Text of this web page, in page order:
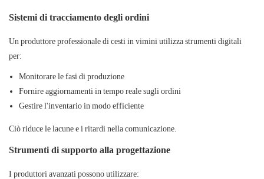
Sistemi di tracciamento degli ordini
Un produttore professionale di cesti in vimini utilizza strumenti digitali
per:
Monitorare le fasi di produzione
Fornire aggiornamenti in tempo reale sugli ordini
Gestire l'inventario in modo efficiente
Ciò riduce le lacune e i ritardi nella comunicazione.
Strumenti di supporto alla progettazione
I produttori avanzati possono utilizzare: